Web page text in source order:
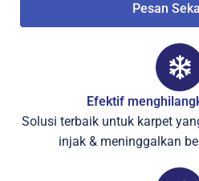
Pesan
Efektif
Solusi terbaik untuk karpet
injak & meninggalkan